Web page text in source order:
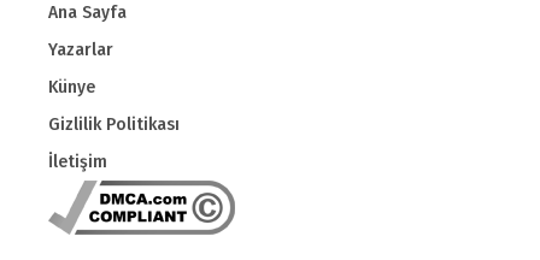
Ana Sayfa
Yazarlar
Künye
Gizlilik Politikası
İletişim